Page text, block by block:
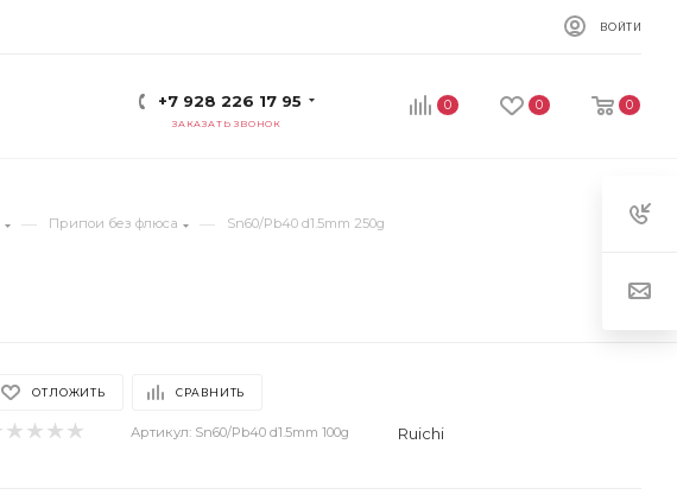
ВОЙТИ
0 0 0
+7 928 226 17 95
ЗАКАЗАТЬ ЗВОНОК
— Припои без флюса — Sn60/Pb40 d1.5mm 250g
ОТЛОЖИТЬ СРАВНИТЬ
Артикул: Sn60/Pb40 d1.5mm 100g Ruichi